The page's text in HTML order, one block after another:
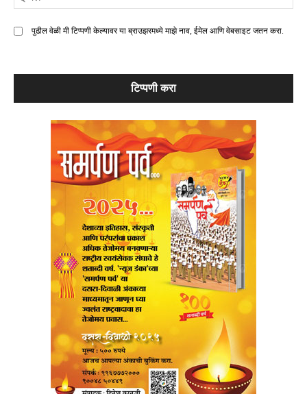
पुढील वेळी मी टिप्पणी केल्यावर या ब्राउझरमध्ये माझे नाव, ईमेल आणि वेबसाइट जतन करा.